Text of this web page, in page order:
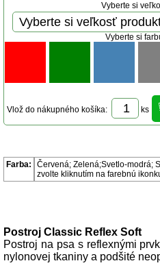
Vyberte si
Vyberte si
Vlož do nákupného košíka: ks
Farba:
Červená; Zelená;Svetlo-modrá;
zvolte kliknutím na farebnú
Postroj Classic Reflex Soft
Postroj na psa s reflexnými
nylonovej tkaniny a podšité